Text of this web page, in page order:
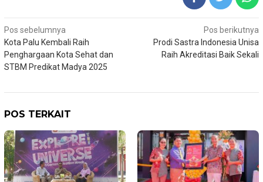
Navigasi
pos
Pos sebelumnya
Kota Palu Kembali Raih
Penghargaan Kota Sehat dan
STBM Predikat Madya 2025
Pos berikutnya
Prodi Sastra Indonesia Unisa
Raih Akreditasi Baik Sekali
POS TERKAIT